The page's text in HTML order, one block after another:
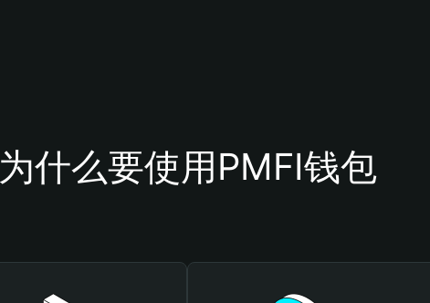
为什么要使用PMFI钱包